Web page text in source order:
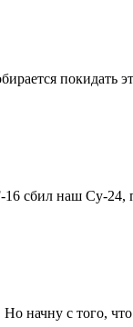
покидать
16 cбил наш Су-24,
начну с того,